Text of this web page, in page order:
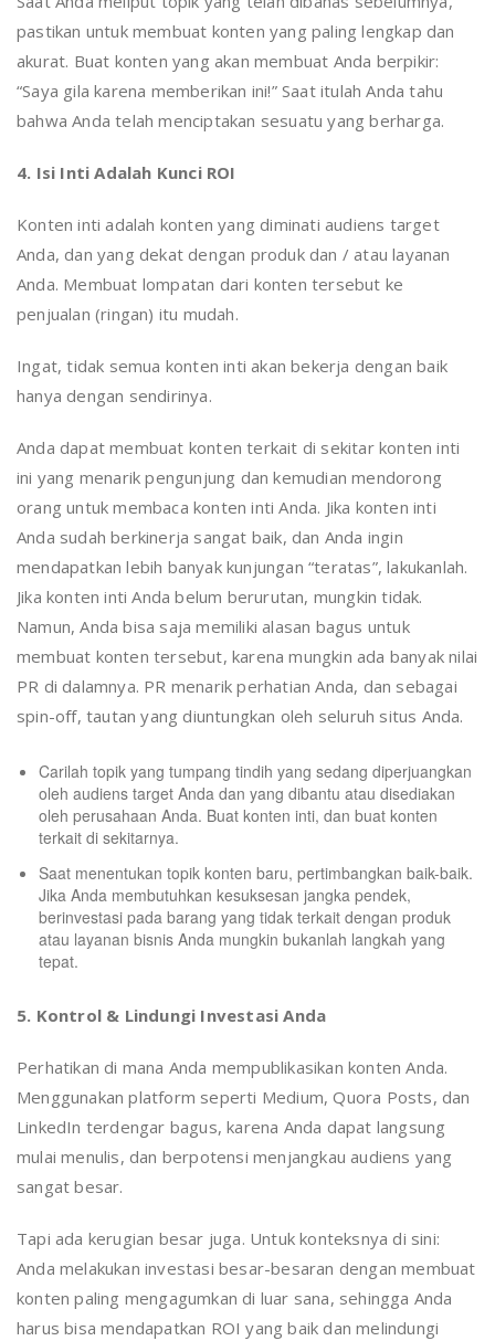
pastikan untuk membuat konten yang paling lengkap dan
akurat. Buat konten yang akan membuat Anda berpikir:
“Saya gila karena memberikan ini!” Saat itulah Anda tahu
bahwa Anda telah menciptakan sesuatu yang berharga.
4. Isi Inti Adalah Kunci ROI
Konten inti adalah konten yang diminati audiens target
Anda, dan yang dekat dengan produk dan / atau layanan
Anda. Membuat lompatan dari konten tersebut ke
penjualan (ringan) itu mudah.
Ingat, tidak semua konten inti akan bekerja dengan baik
hanya dengan sendirinya.
Anda dapat membuat konten terkait di sekitar konten inti
ini yang menarik pengunjung dan kemudian mendorong
orang untuk membaca konten inti Anda. Jika konten inti
Anda sudah berkinerja sangat baik, dan Anda ingin
mendapatkan lebih banyak kunjungan “teratas”, lakukanlah.
Jika konten inti Anda belum berurutan, mungkin tidak.
Namun, Anda bisa saja memiliki alasan bagus untuk
membuat konten tersebut, karena mungkin ada banyak nilai
PR di dalamnya. PR menarik perhatian Anda, dan sebagai
spin-off, tautan yang diuntungkan oleh seluruh situs Anda.
Carilah topik yang tumpang tindih yang sedang diperjuangkan
oleh audiens target Anda dan yang dibantu atau disediakan
oleh perusahaan Anda. Buat konten inti, dan buat konten
terkait di sekitarnya.
Saat menentukan topik konten baru, pertimbangkan baik-baik.
Jika Anda membutuhkan kesuksesan jangka pendek,
berinvestasi pada barang yang tidak terkait dengan produk
atau layanan bisnis Anda mungkin bukanlah langkah yang
tepat.
5. Kontrol & Lindungi Investasi Anda
Perhatikan di mana Anda mempublikasikan konten Anda.
Menggunakan platform seperti Medium, Quora Posts, dan
LinkedIn terdengar bagus, karena Anda dapat langsung
mulai menulis, dan berpotensi menjangkau audiens yang
sangat besar.
Tapi ada kerugian besar juga. Untuk konteksnya di sini:
Anda melakukan investasi besar-besaran dengan membuat
konten paling mengagumkan di luar sana, sehingga Anda
harus bisa mendapatkan ROI yang baik dan melindungi